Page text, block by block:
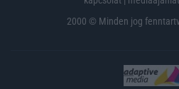
2000 © Minden jog